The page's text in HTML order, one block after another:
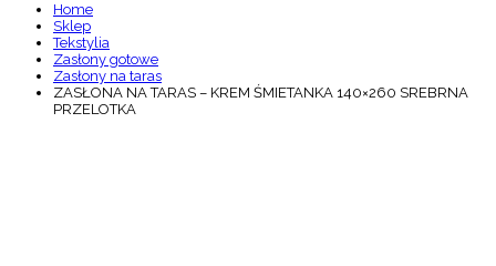
Home
Sklep
Tekstylia
Zasłony gotowe
Zasłony na taras
ZASŁONA NA TARAS – KREM ŚMIETANKA 140×260 SREBRNA
PRZELOTKA